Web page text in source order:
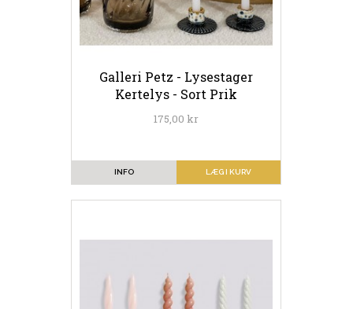
Galleri Petz - Lysestager
Kertelys - Sort Prik
175,00 kr
LÆG I KURV
INFO